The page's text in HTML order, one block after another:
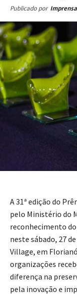
Publicado por
A 31ª edição do
pelo Ministério do
reconhecimento
neste sábado, 27
Village, em
organizações
diferença na
pela inovação e